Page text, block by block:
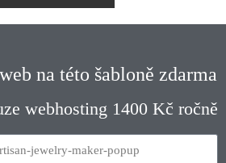
na této šabloně zdarma
webhosting 1400 Kč ročně